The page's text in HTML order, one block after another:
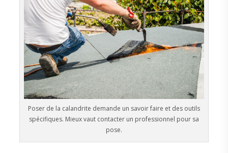
Poser de la calandrite demande un savoir faire et des outils
spécifiques. Mieux vaut contacter un professionnel pour sa
pose.